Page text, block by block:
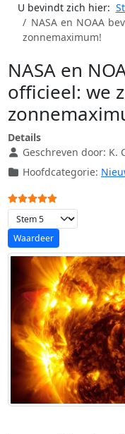
U bevindt zich hier:
NASA en NOAA
zonnemaximum!
NASA en
officieel: we
Details
Geschreven door: K.
Hoofdcategorie:
Gebruikerswaardering:
Voeg waardering toe